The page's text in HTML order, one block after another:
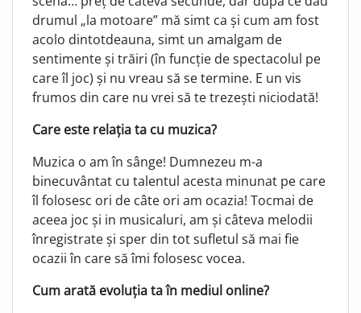
drumul „la motoare” mă simt ca și cum am fost
acolo dintotdeauna, simt un amalgam de
sentimente și trăiri (în funcție de spectacolul pe
care îl joc) și nu vreau să se termine. E un vis
frumos din care nu vrei să te trezești niciodată!
Care este relația ta cu muzica?
Muzica o am în sânge! Dumnezeu m-a
binecuvântat cu talentul acesta minunat pe care
îl folosesc ori de câte ori am ocazia! Tocmai de
aceea joc și in musicaluri, am și câteva melodii
înregistrate și sper din tot sufletul să mai fie
ocazii în care să îmi folosesc vocea.
Cum arată evoluția ta în mediul online?